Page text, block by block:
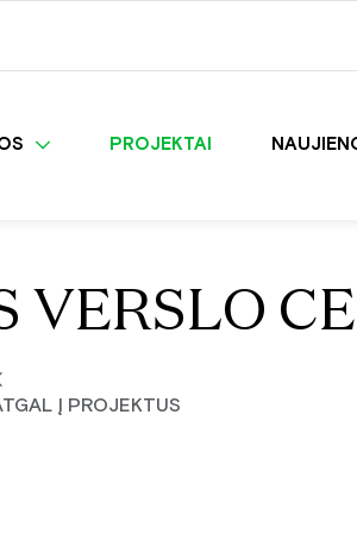
PROJEKTAI
VERSLO
Į PROJEKTUS